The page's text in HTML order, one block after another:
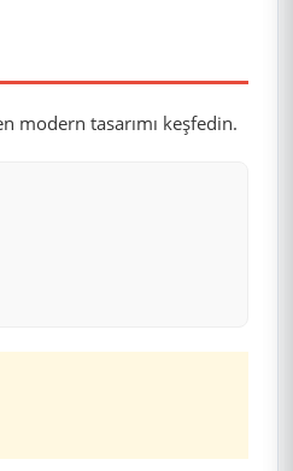
modern tasarımı keşfedin.